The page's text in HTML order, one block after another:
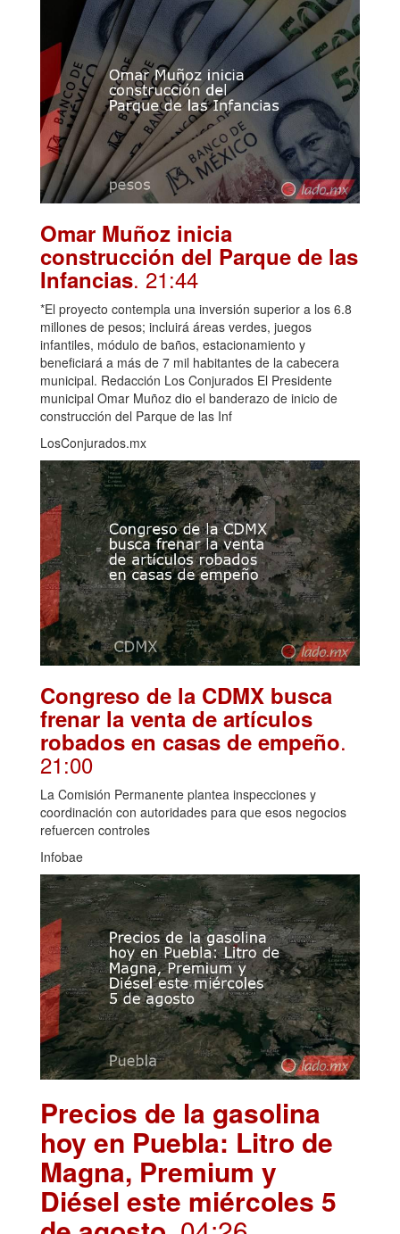
Omar Muñoz inicia
construcción del Parque de las
Infancias. 21:44
*El proyecto contempla una inversión superior a los 6.8
millones de pesos; incluirá áreas verdes, juegos
infantiles, módulo de baños, estacionamiento y
beneficiará a más de 7 mil habitantes de la cabecera
municipal. Redacción Los Conjurados El Presidente
municipal Omar Muñoz dio el banderazo de inicio de
construcción del Parque de las Inf
LosConjurados.mx
Congreso de la CDMX busca
frenar la venta de artículos
robados en casas de empeño.
21:00
La Comisión Permanente plantea inspecciones y
coordinación con autoridades para que esos negocios
refuercen controles
Infobae
Precios de la gasolina
hoy en Puebla: Litro de
Magna, Premium y
Diésel este miércoles 5